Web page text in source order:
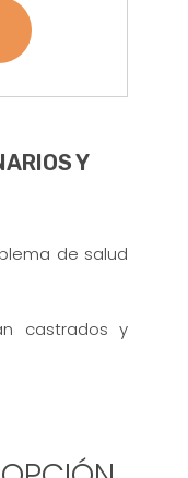
Y
de salud
castrados y